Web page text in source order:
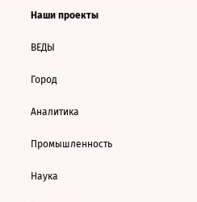
Наши проекты
ВЕДЫ
Город
Аналитика
Промышленность
Наука